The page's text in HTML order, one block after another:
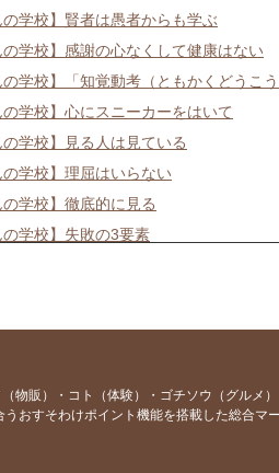
学校】賢者は愚者からも学ぶ
学校】感謝の心なくして健康はない
学校】「知覚動考（ともかくどうこう
学校】心にスニーカーをはいて
学校】見る人は見ている
学校】理屈はいらない
学校】徹底的に見る
学校】失敗の3要素
学校】本気なら口に出して言う
の学校】掃除は最も簡単な修行法
の学校】世渡りの秘宝
物販）・コト（体験）・ゴチソウ（グルメ
おすそわけポイント機能を搭載した総合マ